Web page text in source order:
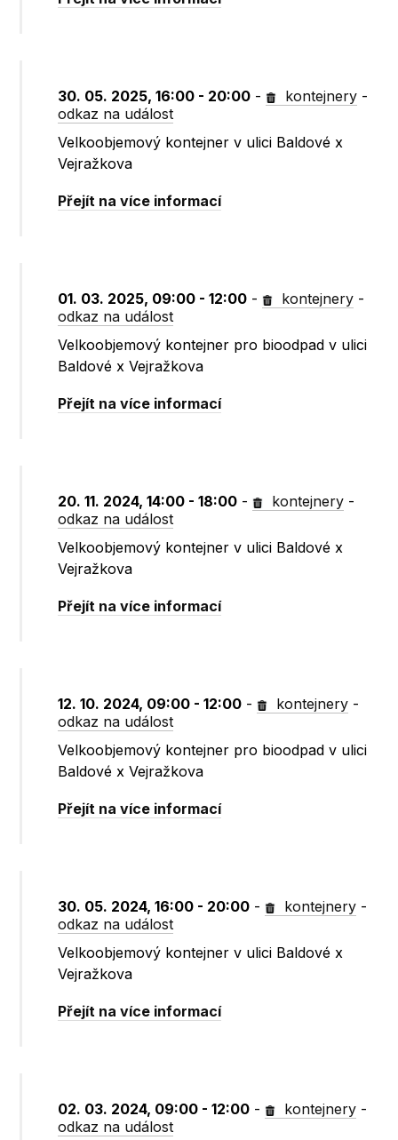
30. 05. 2025, 16:00 - 20:00 - kontejnery -
odkaz na událost
Velkoobjemový kontejner v ulici Baldové x
Vejražkova
Přejít na více informací
01. 03. 2025, 09:00 - 12:00 - kontejnery -
odkaz na událost
Velkoobjemový kontejner pro bioodpad v ulici
Baldové x Vejražkova
Přejít na více informací
20. 11. 2024, 14:00 - 18:00 - kontejnery -
odkaz na událost
Velkoobjemový kontejner v ulici Baldové x
Vejražkova
Přejít na více informací
12. 10. 2024, 09:00 - 12:00 - kontejnery -
odkaz na událost
Velkoobjemový kontejner pro bioodpad v ulici
Baldové x Vejražkova
Přejít na více informací
30. 05. 2024, 16:00 - 20:00 - kontejnery -
odkaz na událost
Velkoobjemový kontejner v ulici Baldové x
Vejražkova
Přejít na více informací
02. 03. 2024, 09:00 - 12:00 - kontejnery -
odkaz na událost